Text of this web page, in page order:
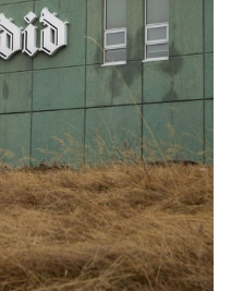
32 kíló af amfetamíni